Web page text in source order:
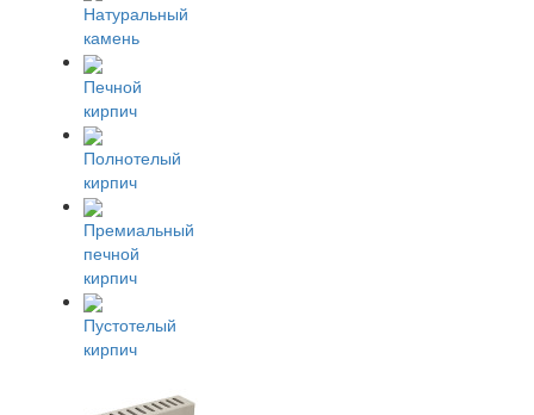
Натуральный
камень
Печной
кирпич
Полнотелый
кирпич
Премиальный
печной
кирпич
Пустотелый
кирпич